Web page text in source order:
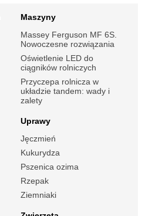
Maszyny
Massey Ferguson MF 6S.
Nowoczesne rozwiązania
Oświetlenie LED do
ciągników rolniczych
Przyczepa rolnicza w
układzie tandem: wady i
zalety
Uprawy
Jęczmień
Kukurydza
Pszenica ozima
Rzepak
Ziemniaki